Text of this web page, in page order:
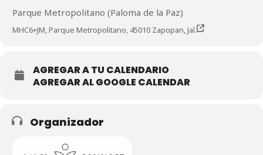
Parque Metropolitano (Paloma de la Paz)
MHC6+JM, Parque Metropolitano, 45010 Zapopan, Jal.
AGREGAR A TU CALENDARIO
AGREGAR AL GOOGLE CALENDAR
Organizador